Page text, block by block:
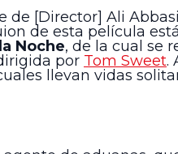
[Director] Ali
de esta película
Noche, de la cual se
por Tom Sweet.
llevan vidas